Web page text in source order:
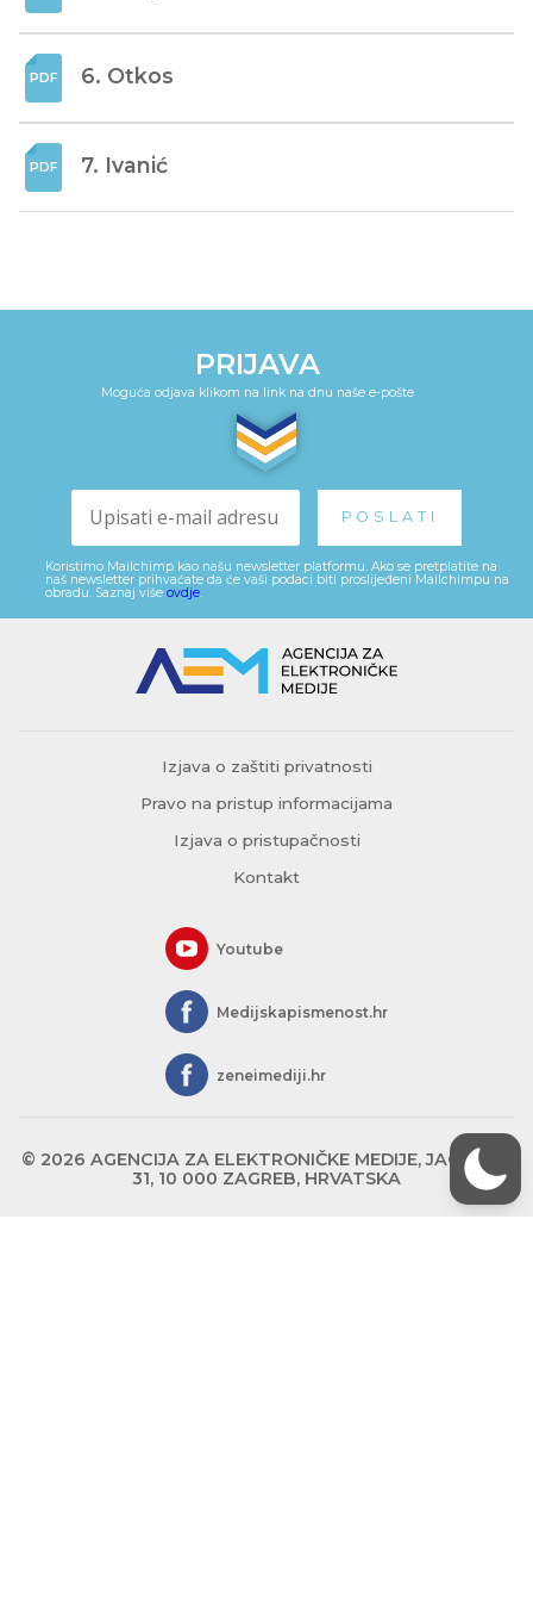
6. Otkos
7. Ivanić
PRIJAVA
Moguća odjava klikom na link na dnu naše e-pošte
Koristimo Mailchimp kao našu newsletter platformu. Ako se pretplatite na
naš newsletter prihvaćate da će vaši podaci biti proslijeđeni Mailchimpu na
obradu. Saznaj više ovdje
Izjava o zaštiti privatnosti
Pravo na pristup informacijama
Izjava o pristupačnosti
Kontakt
Youtube
Medijskapismenost.hr
zeneimediji.hr
© 2026 AGENCIJA ZA ELEKTRONIČKE MEDIJE, JAGIĆEVA
31, 10 000 ZAGREB, HRVATSKA